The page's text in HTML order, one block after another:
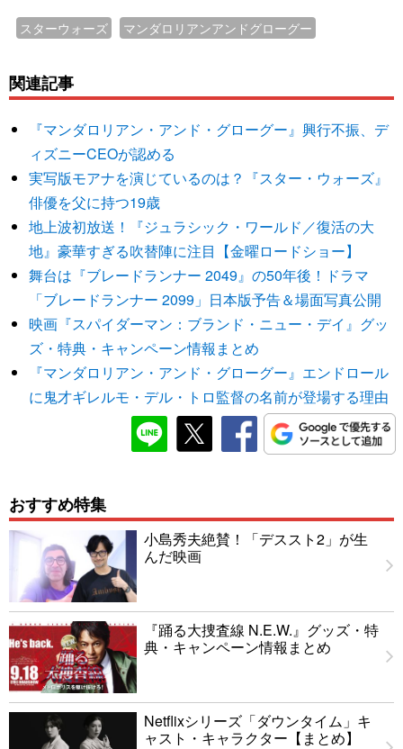
スターウォーズ マンダロリアンアンドグローグー
関連記事
『マンダロリアン・アンド・グローグー』興行不振、デ
ィズニーCEOが認める
実写版モアナを演じているのは？『スター・ウォーズ』
俳優を父に持つ19歳
地上波初放送！『ジュラシック・ワールド／復活の大
地』豪華すぎる吹替陣に注目【金曜ロードショー】
舞台は『ブレードランナー 2049』の50年後！ドラマ
「ブレードランナー 2099」日本版予告＆場面写真公開
映画『スパイダーマン：ブランド・ニュー・デイ』グッ
ズ・特典・キャンペーン情報まとめ
『マンダロリアン・アンド・グローグー』エンドロール
に鬼才ギレルモ・デル・トロ監督の名前が登場する理由
おすすめ特集
小島秀夫絶賛！「デススト2」が生
んだ映画
『踊る大捜査線 N.E.W.』グッズ・特
典・キャンペーン情報まとめ
Netflixシリーズ「ダウンタイム」キ
ャスト・キャラクター【まとめ】